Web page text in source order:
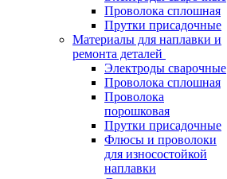
Проволока сплошная
Прутки присадочные
Материалы для наплавки и
ремонта деталей
Электроды сварочные
Проволока сплошная
Проволока
порошковая
Прутки присадочные
Флюсы и проволоки
для износостойкой
наплавки